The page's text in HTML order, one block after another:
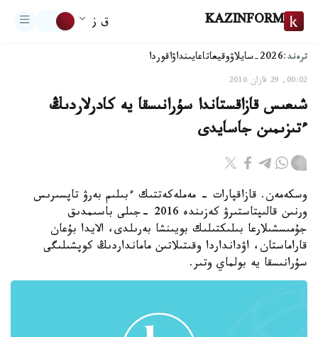
KAZINFORM ق ز
ترەند:2026-سايلاۋ وقيعاتاعايىنداۋاقوردا
00:02, 29 قازان 2016
شىعىس قازاقستاندا سۇرانىسقا يە كادرلاردىڭ
ءتىزىمىن جاسايدى
وسكەمەن. قازاقپارات - مەملەكەتتىك ءبىلىم بەرۋ تاپسىرىس
ورنىن قالىپتاستىرۋ كەزىندە 2016 -جىلى باسىمدىق
جۇمىسشىلارعا بىلىكتىلىك بويىنشا بەرىلدى، الايدا بۇعان
قاراماستان، اۋدانداردا وقىتىلاتىن مامانداردىڭ كوپشىلىگى
سۇرانىسقا يە بولماي وتىر.